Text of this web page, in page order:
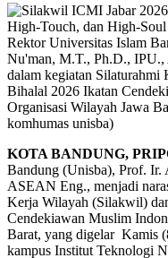
Rektor Universitas Islam
Nu'man, M.T., Ph.D., IPU.,
dalam kegiatan
Bihalal 2026 Ikatan
Organisasi Wilayah Jawa
komhumas unisba)
KOTA BANDUNG,
Bandung (Unisba), Prof.
ASEAN Eng., menjadi
Kerja Wilayah (Silakwil)
Cendekiawan Muslim
Barat, yang digelar Kamis
kampus Institut Teknologi